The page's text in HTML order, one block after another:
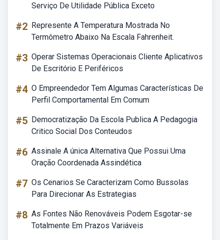
Serviço De Utilidade Pública Exceto
#2 Represente A Temperatura Mostrada No
Termômetro Abaixo Na Escala Fahrenheit.
#3 Operar Sistemas Operacionais Cliente Aplicativos
De Escritório E Periféricos
#4 O Empreendedor Tem Algumas Características De
Perfil Comportamental Em Comum
#5 Democratização Da Escola Publica A Pedagogia
Critico Social Dos Conteudos
#6 Assinale A única Alternativa Que Possui Uma
Oração Coordenada Assindética
#7 Os Cenarios Se Caracterizam Como Bussolas
Para Direcionar As Estrategias
#8 As Fontes Não Renováveis Podem Esgotar-se
Totalmente Em Prazos Variáveis